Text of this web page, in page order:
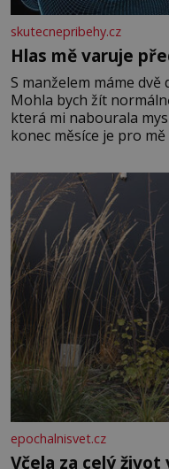
skutecnepribehy.cz
Hlas mě varuje
S manželem máme
Mohla bych žít
která mi nabourala
konec měsíce je pro
dál častěji volá o
epochalnisvet.cz
Včela za celý život